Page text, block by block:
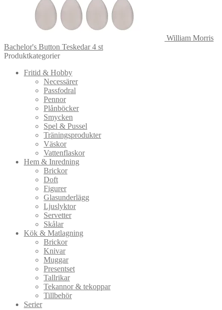
William Morris
Bachelor's Button Teskedar 4 st
Produktkategorier
Fritid & Hobby
Necessärer
Passfodral
Pennor
Plånböcker
Smycken
Spel & Pussel
Träningsprodukter
Väskor
Vattenflaskor
Hem & Inredning
Brickor
Doft
Figurer
Glasunderlägg
Ljuslyktor
Servetter
Skålar
Kök & Matlagning
Brickor
Knivar
Muggar
Presentset
Tallrikar
Tekannor & tekoppar
Tillbehör
Serier